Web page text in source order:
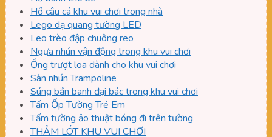
Hồ câu cá khu vui chơi trong nhà
Lego dạ quang tường LED
Leo trèo đập chuông reo
Ngựa nhún vận động trong khu vui chơi
Ống trượt loa dành cho khu vui chơi
Sàn nhún Trampoline
Súng bắn banh đại bác trong khu vui chơi
Tấm Ốp Tường Trẻ Em
Tấm tường ảo thuật bóng đi trên tường
THẢM LÓT KHU VUI CHƠI